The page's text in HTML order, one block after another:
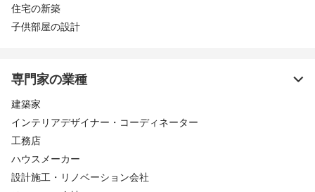
住宅の新築
子供部屋の設計
専門家の業種
建築家
インテリアデザイナー・コーディネーター
工務店
ハウスメーカー
設計施工・リノベーション会社